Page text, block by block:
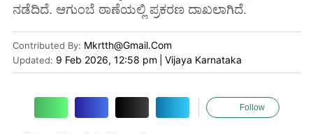
ನಡೆದಿದೆ. ಆಗುಂಬೆ ಠಾಣೆಯಲ್ಲಿ ಪ್ರಕರಣ ದಾಖಲಾಗಿದೆ.
Contributed By: Mkrtth@gmail.com
Updated: 9 Feb 2026, 12:58 pm Vijaya Karnataka
Follow